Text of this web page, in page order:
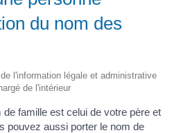
du nom des
l'information légale et administrative
de l'intérieur
famille est celui de votre père et
pouvez aussi porter le nom de